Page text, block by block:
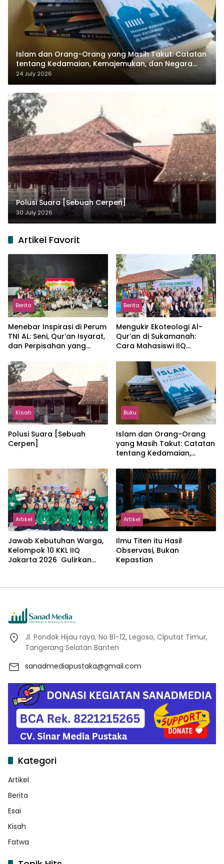
Islam dan Orang-Orang yang Masih Takut: Catatan
tentang Kedamaian, Kemajemukan, dan Negara
dalam Pemikiran Masykuri Abdillah
24 July 2026
Polusi Suara [Sebuah Cerpen]
30 July 2026
Artikel Favorit
Berita
Menebar Inspirasi di Perum
TNI AL: Seni, Qur’an Isyarat,
dan Perpisahan yang
Berita
Mengukir Ekoteologi Al-
Qur’an di Sukamanah:
Cara Mahasiswi IIQ
Jonggol
Kisah
Polusi Suara [Sebuah
Cerpen]
Buku
Islam dan Orang-Orang
yang Masih Takut: Catatan
tentang Kedamaian,
dalam Pemikiran Masykuri
Abdillah
Artikel
Jawab Kebutuhan Warga,
Kelompok 10 KKL IIQ
Jakarta 2026 Gulirkan
Artikel
Ilmu Titen itu Hasil
Observasi, Bukan
Kepastian
Jl. Pondok Hijau raya, No B1-12, Legoso, CIputat Timur,
Tangerang Selatan Banten
sanadmediapustaka@gmail.com
Kategori
Artikel
Berita
Esai
Kisah
Fatwa